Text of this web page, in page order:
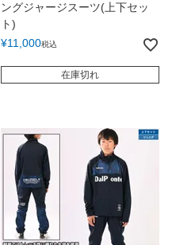
ングジャージスーツ(上下セッ
ト)
¥11,000税込
在庫切れ